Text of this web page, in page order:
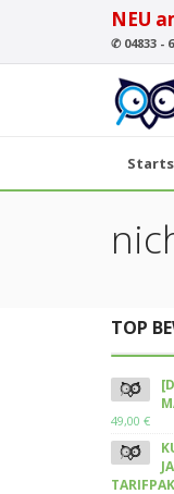
NEU
✆04833 -
TOP
49,00 €